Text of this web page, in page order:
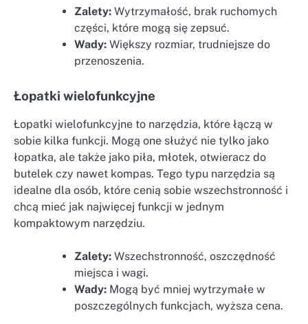
Zalety: Wytrzymałość, brak ruchomych
części, które mogą się zepsuć.
Wady: Większy rozmiar, trudniejsze do
przenoszenia.
Łopatki wielofunkcyjne
Łopatki wielofunkcyjne to narzędzia, które łączą w
sobie kilka funkcji. Mogą one służyć nie tylko jako
łopatka, ale także jako piła, młotek, otwieracz do
butelek czy nawet kompas. Tego typu narzędzia są
idealne dla osób, które cenią sobie wszechstronność i
chcą mieć jak najwięcej funkcji w jednym
kompaktowym narzędziu.
Zalety: Wszechstronność, oszczędność
miejsca i wagi.
Wady: Mogą być mniej wytrzymałe w
poszczególnych funkcjach, wyższa cena.